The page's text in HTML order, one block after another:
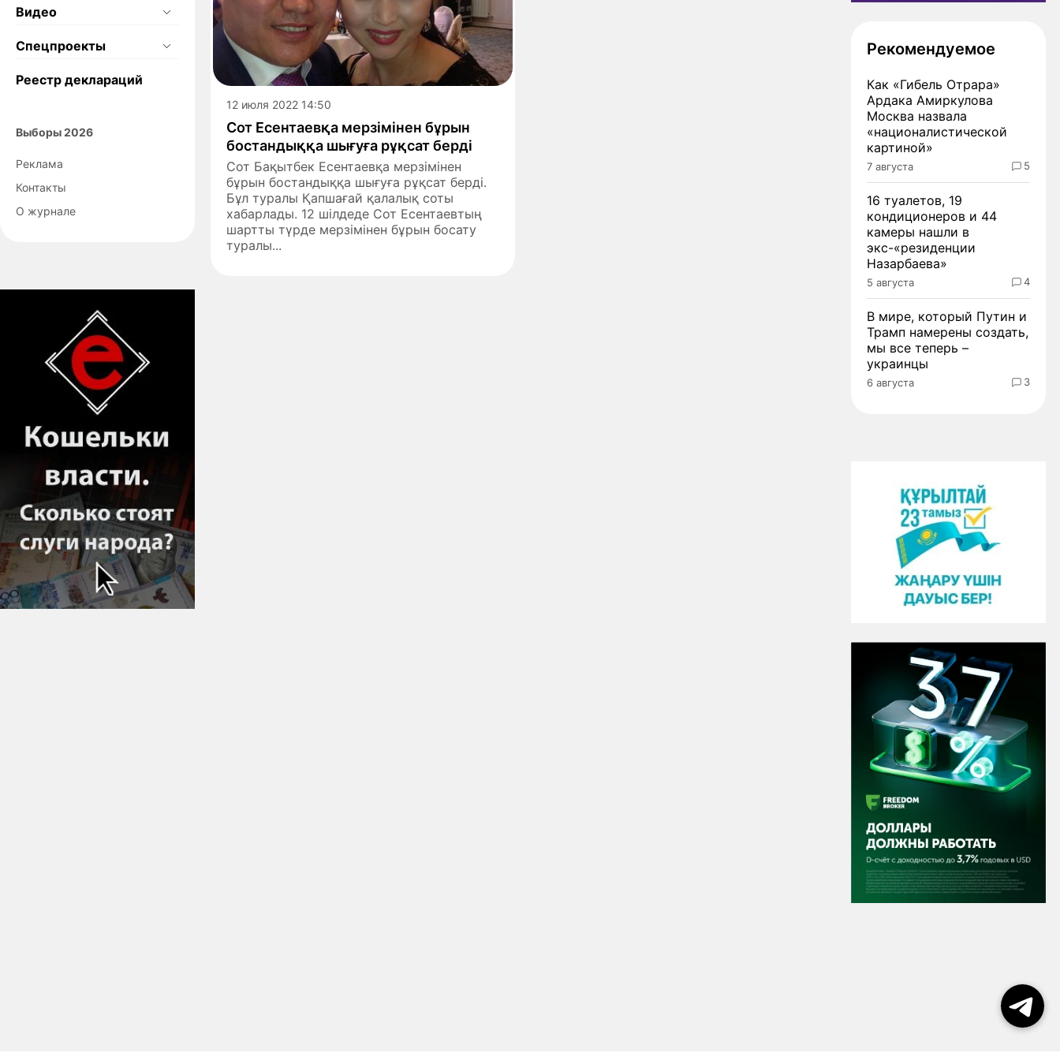
Видео
Спецпроекты
Реестр деклараций
Выборы 2026
Реклама
Контакты
О журнале
12 июля 2022 14:50
Сот Есентаевқа мерзімінен бұрын
бостандыққа шығуға рұқсат берді
Сот Бақытбек Есентаевқа мерзімінен
бұрын бостандыққа шығуға рұқсат берді.
Бұл туралы Қапшағай қалалық соты
хабарлады. 12 шілдеде Сот Есентаевтың
шартты түрде мерзімінен бұрын босату
туралы...
Рекомендуемое
Как «Гибель Отрара»
Ардака Амиркулова
Москва назвала
«националистической
картиной»
7 августа 5
16 туалетов, 19
кондиционеров и 44
камеры нашли в
экс-«резиденции
Назарбаева»
5 августа 4
В мире, который Путин и
Трамп намерены создать,
мы все теперь –
украинцы
6 августа 3